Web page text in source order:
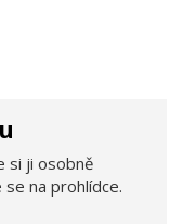
si ji osobně
na prohlídce.